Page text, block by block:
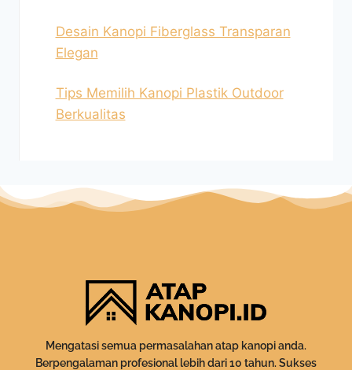
Desain Kanopi Fiberglass Transparan
Elegan
Tips Memilih Kanopi Plastik Outdoor
Berkualitas
Mengatasi semua permasalahan atap kanopi anda.
Berpengalaman profesional lebih dari 10 tahun. Sukses